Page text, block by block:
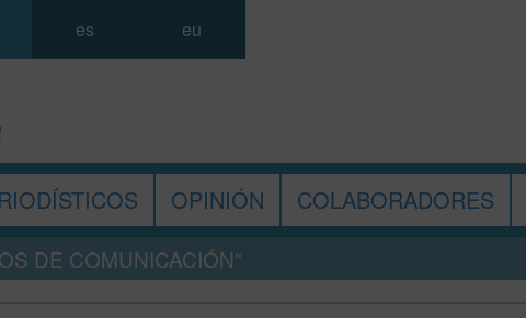
es eu
OPINIÓN COLABORADORES
DE COMUNICACIÓN"